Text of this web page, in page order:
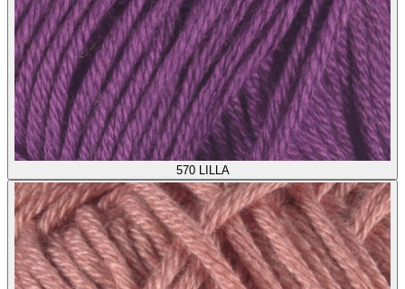
570 LILLA